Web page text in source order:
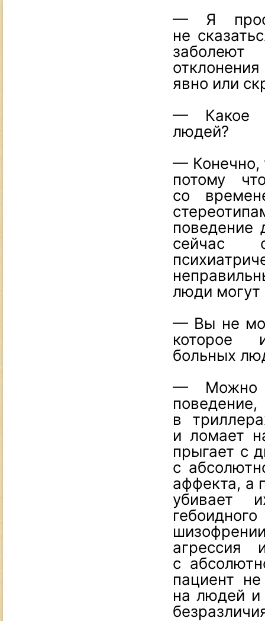
— Я
не
явно или
— Какое
людей?
— Конечно,
потому
со
поведение
сейчас
люди могут
— Вы не
которое
больных
— Можно
в
и ломает
прыгает с
с
аффекта, а
убивает
агрессия
с
пациент
на людей и